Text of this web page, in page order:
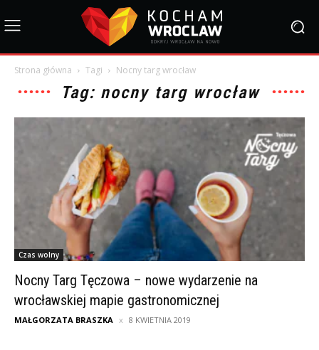
Strona główna Tagi Nocny targ wrocław
Tag: nocny targ wrocław
Czas wolny
Nocny Targ Tęczowa – nowe wydarzenie na
wrocławskiej mapie gastronomicznej
MAŁGORZATA BRASZKA 8 KWIETNIA 2019